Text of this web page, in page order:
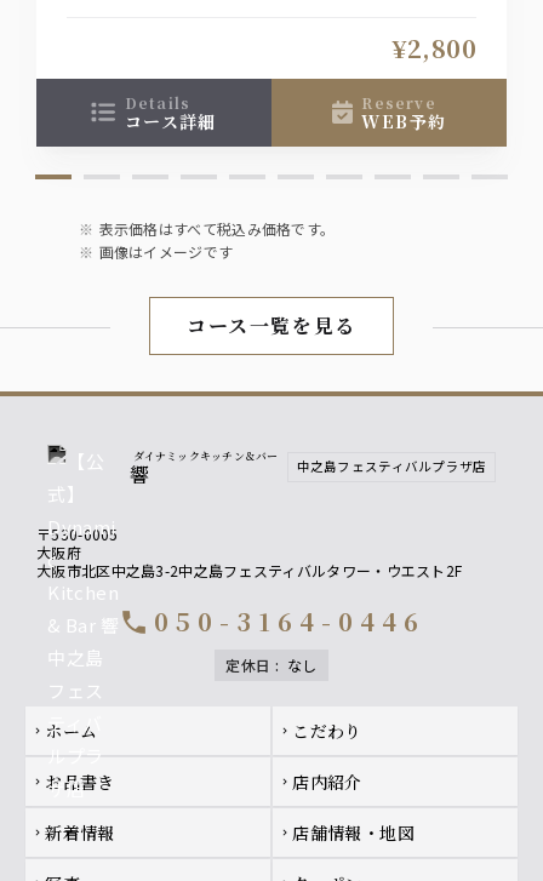
【赤】ヴィッラビアンキ ロッソ
【白】ヴィッラビアンキ ビアンコ
【泡】ラルス スプマンテ ブリュット
日本酒
新潟県 越乃景虎
宮城県 伯楽星 特別純米
ノンアルコール
オレンジジュース
¥2,800
details
コース詳細
reserve
WEB予約
表示価格はすべて税込み価格です。
画像はイメージです
コース一覧を見る
ダイナミックキッチン＆バー
響 中之島フェスティバルプラザ店
〒530-0005
大阪府
大阪市北区中之島3-2中之島フェスティバルタワー・ウエスト2F
call 050-3164-0446
定休日 : なし
Footer navigation
chevron_right ホーム chevron_right こだわり
chevron_right お品書き chevron_right 店内紹介
chevron_right 新着情報 chevron_right 店舗情報・地図